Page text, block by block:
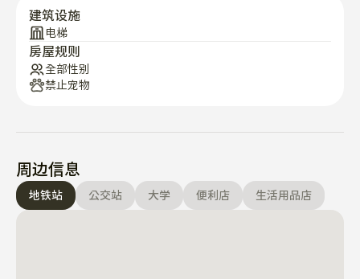
建筑设施
电梯
房屋规则
全部性别
禁止宠物
周边信息
地铁站 公交站 大学 便利店 生活用品店